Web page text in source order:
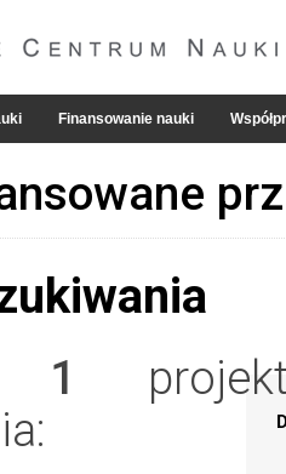
Finansowanie nauki
1